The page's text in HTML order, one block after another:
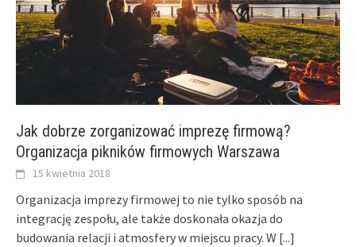
Jak dobrze zorganizować imprezę firmową?
Organizacja pikników firmowych Warszawa
15 kwietnia 2018
Organizacja imprezy firmowej to nie tylko sposób na
integrację zespołu, ale także doskonała okazja do
budowania relacji i atmosfery w miejscu pracy. W [...]